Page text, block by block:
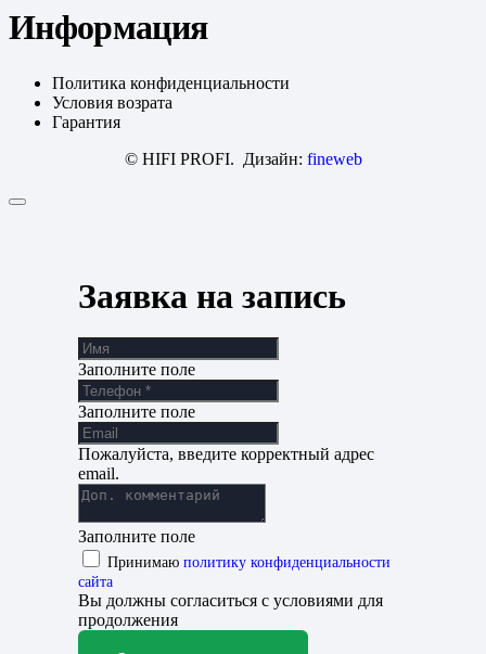
Информация
Политика конфиденциальности
Условия возрата
Гарантия
© HIFI PROFI. Дизайн: fineweb
Заявка на запись
Заполните поле
Заполните поле
Пожалуйста, введите корректный адрес
email.
Заполните поле
Принимаю политику конфиденциальности
сайта
Вы должны согласиться с условиями для
продолжения